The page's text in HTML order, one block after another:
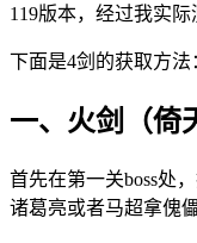
119版本，经过我实
下面是4剑的获取方法
一、火剑（倚
首先在第一关boss处
诸葛亮或者马超拿傀儡